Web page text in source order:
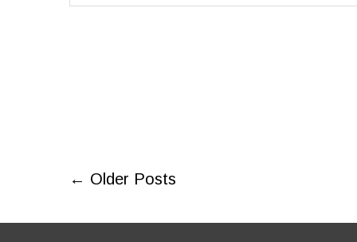
← Older Posts